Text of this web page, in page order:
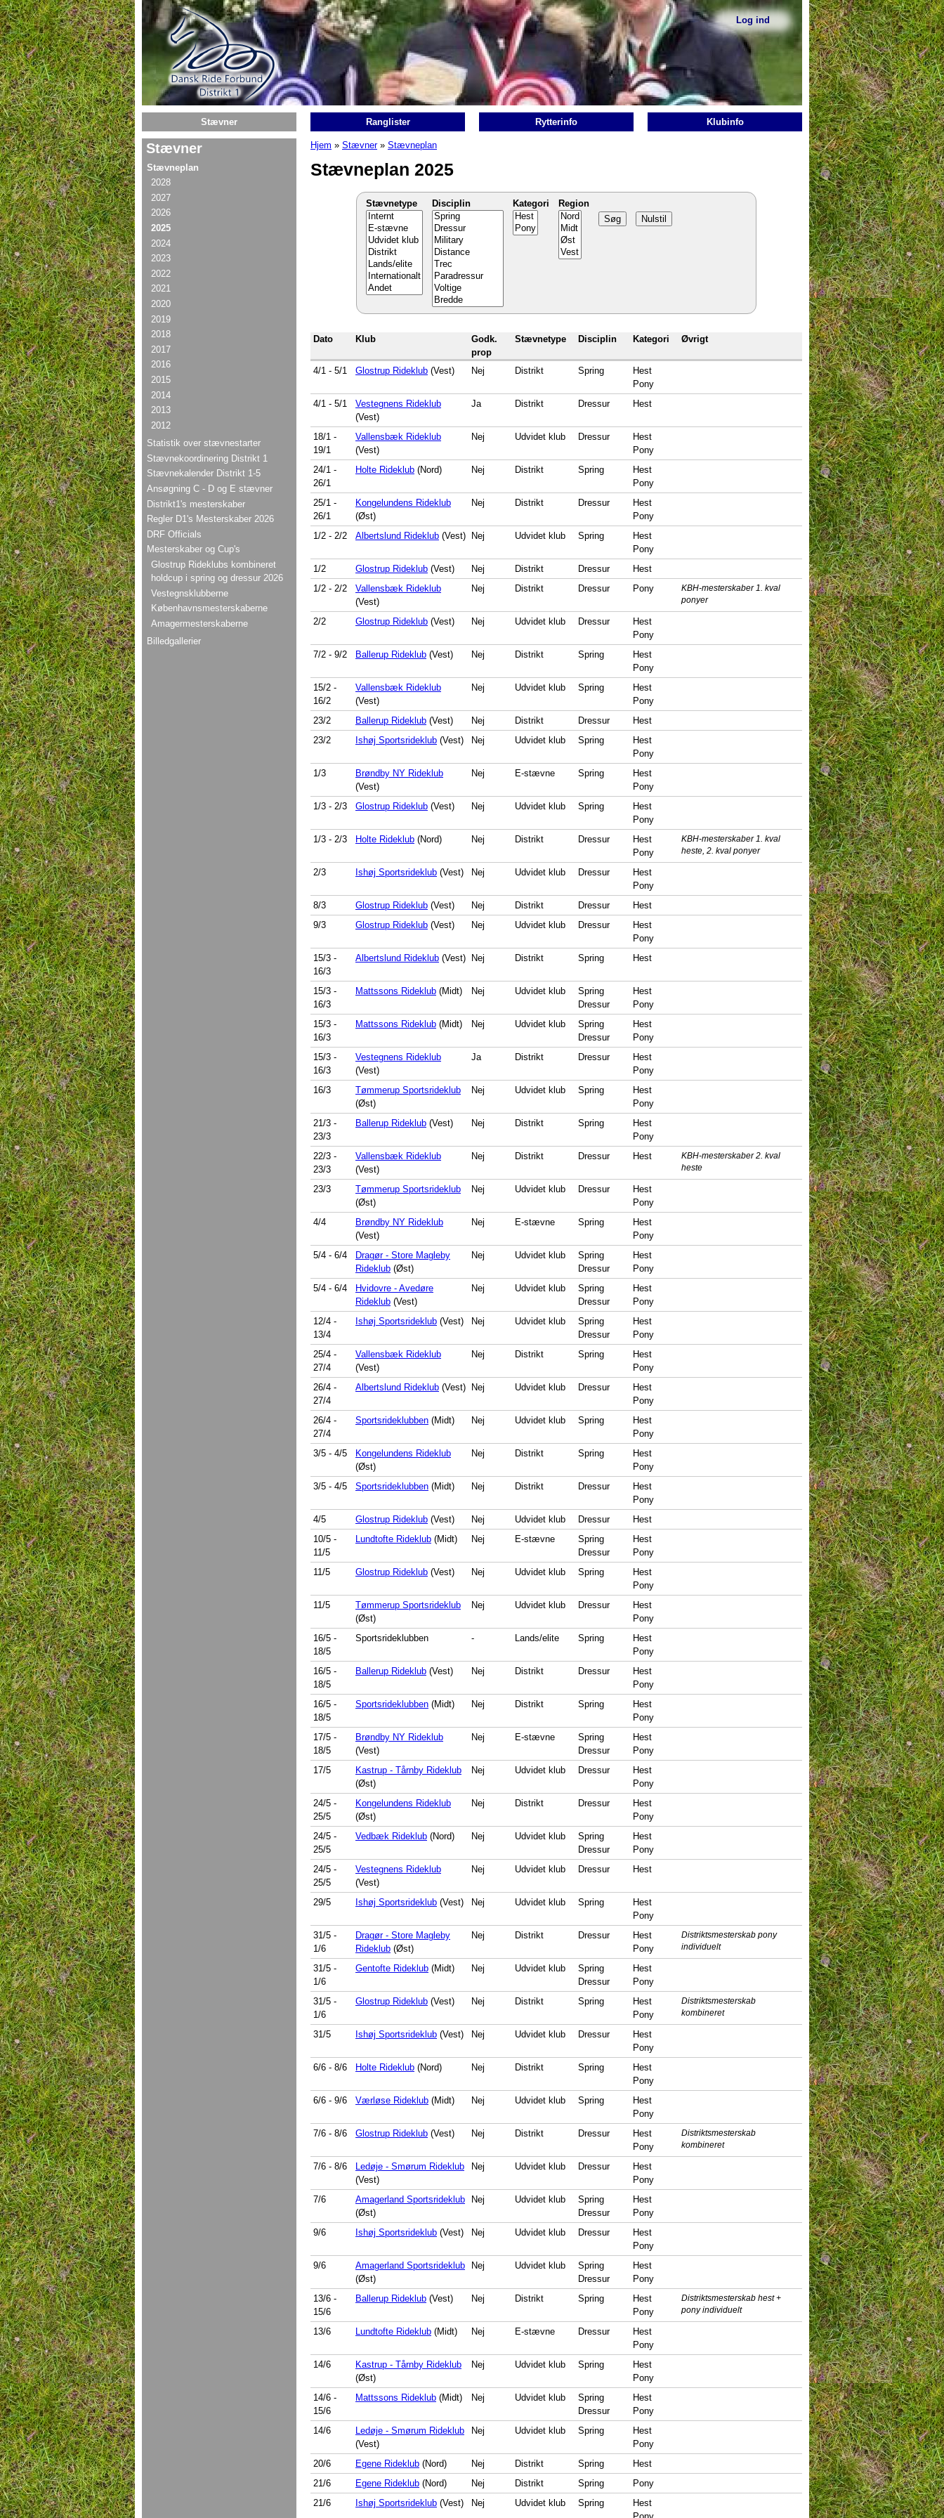
Gå til hovedindhold
Sekundær
menu
Log ind
Stævner Ranglister Rytterinfo Klubinfo
Du er her
Hjem » Stævner» Stævneplan
Stævneplan 2025
Stævnetype Disciplin Kategori Region
Dato Klub
Godk.
prop
Stævnetype Disciplin Kategori Øvrigt
4/1 - 5/1 Glostrup Rideklub (Vest) Nej Distrikt Spring
Hest
Pony
4/1 - 5/1
Vestegnens Rideklub
(Vest)
Ja Distrikt Dressur Hest
18/1 -
19/1
Vallensbæk Rideklub
(Vest)
Nej Udvidet klub Dressur
Hest
Pony
24/1 -
26/1
Holte Rideklub (Nord) Nej Distrikt Spring
Hest
Pony
25/1 -
26/1
Kongelundens Rideklub
(Øst)
Nej Distrikt Dressur
Hest
Pony
1/2 - 2/2 Albertslund Rideklub (Vest) Nej Udvidet klub Spring
Hest
Pony
1/2
Glostrup Rideklub (Vest) Nej Distrikt Dressur
Hest
1/2 - 2/2
Vallensbæk Rideklub
(Vest)
Nej Distrikt Dressur Pony
KBH-mesterskaber 1. kval
ponyer
2/2 Glostrup Rideklub (Vest) Nej Udvidet klub Dressur
Hest
Pony
7/2 - 9/2 Ballerup Rideklub (Vest) Nej Distrikt Spring
Hest
Pony
15/2 -
16/2
Vallensbæk Rideklub
(Vest)
Nej Udvidet klub Spring
Hest
Pony
23/2
Ballerup Rideklub (Vest) Nej Distrikt Dressur
Hest
23/2
Ishøj Sportsrideklub (Vest) Nej Udvidet klub Spring
Hest
Pony
1/3
Brøndby NY Rideklub
(Vest)
Nej E-stævne Spring
Hest
Pony
1/3 - 2/3 Glostrup Rideklub (Vest) Nej Udvidet klub Spring
Hest
Pony
1/3 - 2/3 Holte Rideklub (Nord) Nej Distrikt Dressur
Hest
Pony
KBH-mesterskaber 1. kval
heste, 2. kval ponyer
2/3 Ishøj Sportsrideklub (Vest) Nej Udvidet klub Dressur
Hest
Pony
8/3
Glostrup Rideklub (Vest) Nej Distrikt Dressur
Hest
9/3
Glostrup Rideklub (Vest) Nej Udvidet klub Dressur
Hest
Pony
15/3 -
16/3
Albertslund Rideklub (Vest) Nej Distrikt Spring Hest
15/3 -
16/3
Mattssons Rideklub (Midt) Nej Udvidet klub
Spring
Dressur
Hest
Pony
15/3 -
16/3
Mattssons Rideklub (Midt) Nej Udvidet klub
Spring
Dressur
Hest
Pony
15/3 -
16/3
Vestegnens Rideklub
(Vest)
Ja Distrikt Dressur
Hest
Pony
16/3
Tømmerup Sportsrideklub
(Øst)
Nej Udvidet klub Spring
Hest
Pony
21/3 -
23/3
Ballerup Rideklub (Vest) Nej Distrikt Spring
Hest
Pony
22/3 -
23/3
Vallensbæk Rideklub
(Vest)
Nej Distrikt Dressur Hest
KBH-mesterskaber 2. kval
heste
23/3
Tømmerup Sportsrideklub
(Øst)
Nej Udvidet klub Dressur
Hest
Pony
4/4
Brøndby NY Rideklub
(Vest)
Nej E-stævne Spring
Hest
Pony
5/4 - 6/4
Dragør - Store Magleby
Rideklub (Øst)
Nej Udvidet klub
Spring
Dressur
Hest
Pony
5/4 - 6/4
Hvidovre - Avedøre
Rideklub (Vest)
Nej Udvidet klub
Spring
Dressur
Hest
Pony
12/4 -
13/4
Ishøj Sportsrideklub (Vest) Nej Udvidet klub
Spring
Dressur
Hest
Pony
25/4 -
27/4
Vallensbæk Rideklub
(Vest)
Nej Distrikt Spring
Hest
Pony
26/4 -
27/4
Albertslund Rideklub (Vest) Nej Udvidet klub Dressur
Hest
Pony
26/4 -
27/4
Sportsrideklubben (Midt) Nej Udvidet klub Spring
Hest
Pony
3/5 - 4/5
Kongelundens Rideklub
(Øst)
Nej Distrikt Spring
Hest
Pony
3/5 - 4/5 Sportsrideklubben (Midt) Nej Distrikt Dressur
Hest
Pony
4/5
Glostrup Rideklub (Vest) Nej Udvidet klub Dressur
Hest
10/5 -
11/5
Lundtofte Rideklub (Midt) Nej E-stævne
Spring
Dressur
Hest
Pony
11/5
Glostrup Rideklub (Vest) Nej Udvidet klub Spring
Hest
Pony
11/5
Tømmerup Sportsrideklub
(Øst)
Nej Udvidet klub Dressur
Hest
Pony
16/5 -
18/5
Sportsrideklubben - Lands/elite Spring
Hest
Pony
16/5 -
18/5
Ballerup Rideklub (Vest) Nej Distrikt Dressur
Hest
Pony
16/5 -
18/5
Sportsrideklubben (Midt) Nej Distrikt Spring
Hest
Pony
17/5 -
18/5
Brøndby NY Rideklub
(Vest)
Nej E-stævne
Spring
Dressur
Hest
Pony
17/5
Kastrup - Tårnby Rideklub
(Øst)
Nej Udvidet klub Dressur
Hest
Pony
24/5 -
25/5
Kongelundens Rideklub
(Øst)
Nej Distrikt Dressur
Hest
Pony
24/5 -
25/5
Vedbæk Rideklub (Nord) Nej Udvidet klub
Spring
Dressur
Hest
Pony
24/5 -
25/5
Vestegnens Rideklub
(Vest)
Nej Udvidet klub Dressur Hest
29/5 Ishøj Sportsrideklub (Vest) Nej Udvidet klub Spring
Hest
Pony
31/5 -
1/6
Dragør - Store Magleby
Rideklub (Øst)
Nej Distrikt Dressur
Hest
Pony
Distriktsmesterskab pony
individuelt
31/5 -
1/6
Gentofte Rideklub (Midt) Nej Udvidet klub
Spring
Dressur
Hest
Pony
31/5 -
1/6
Glostrup Rideklub (Vest) Nej Distrikt Spring
Hest
Pony
Distriktsmesterskab
kombineret
31/5 Ishøj Sportsrideklub (Vest) Nej Udvidet klub Dressur
Hest
Pony
6/6 - 8/6 Holte Rideklub (Nord) Nej Distrikt Spring
Hest
Pony
6/6 - 9/6 Værløse Rideklub (Midt) Nej Udvidet klub Spring
Hest
Pony
7/6 - 8/6 Glostrup Rideklub (Vest) Nej Distrikt Dressur
Hest
Pony
Distriktsmesterskab
kombineret
7/6 - 8/6
Ledøje - Smørum Rideklub
(Vest)
Nej Udvidet klub Dressur
Hest
Pony
7/6
Amagerland Sportsrideklub
(Øst)
Nej Udvidet klub
Spring
Dressur
Hest
Pony
9/6
Ishøj Sportsrideklub (Vest) Nej Udvidet klub Dressur
Hest
Pony
9/6
Amagerland Sportsrideklub
(Øst)
Nej Udvidet klub
Spring
Dressur
Hest
Pony
13/6 -
15/6
Ballerup Rideklub (Vest) Nej Distrikt Spring
Hest
Pony
Distriktsmesterskab hest +
pony individuelt
13/6 Lundtofte Rideklub (Midt) Nej E-stævne Dressur
Hest
Pony
14/6
Kastrup - Tårnby Rideklub
(Øst)
Nej Udvidet klub Spring
Hest
Pony
14/6 -
15/6
Mattssons Rideklub (Midt) Nej Udvidet klub
Spring
Dressur
Hest
Pony
14/6
Ledøje - Smørum Rideklub
(Vest)
Nej Udvidet klub Spring
Hest
Pony
20/6
Egene Rideklub (Nord) Nej Distrikt Spring
Hest
21/6
Egene Rideklub (Nord) Nej Distrikt Spring
Pony
21/6
Ishøj Sportsrideklub (Vest) Nej Udvidet klub Spring
Hest
Pony
Stævner
Stævneplan
2028
2027
2026
2025
2024
2023
2022
2021
2020
2019
2018
2017
2016
2015
2014
2013
2012
Statistik over stævnestarter
Stævnekoordinering Distrikt 1
Stævnekalender Distrikt 1-5
Ansøgning C - D og E stævner
Distrikt1's mesterskaber
Regler D1's Mesterskaber 2026
DRF Officials
Mesterskaber og Cup's
Glostrup Rideklubs kombineret
holdcup i spring og dressur 2026
Vestegnsklubberne
Københavnsmesterskaberne
Amagermesterskaberne
Billedgallerier